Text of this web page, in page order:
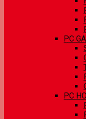
PC
PC